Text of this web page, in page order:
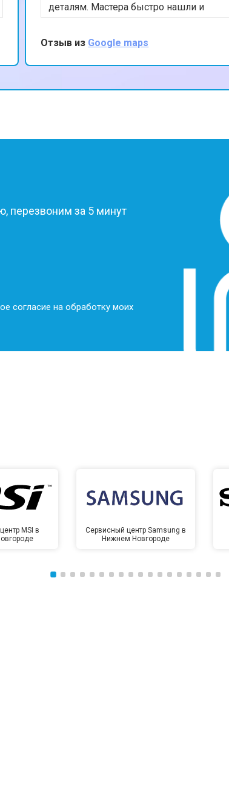
деталям. Мастера быстро нашли и
устранили проблему, а также
предоставили полезные советы по
уходу за устройством. Ценю ваш
профессионализм и рекомендую
Отзыв из Google maps
перезвоним за 5 минут
согласие на обработку моих
MSI в
Сервисный центр Samsung в
Нижнем Новгороде